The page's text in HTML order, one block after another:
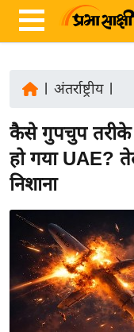
ज़ा
ख
ब
र
रा
ष्ट्री
अं
अंतर्राष्ट्रीय|
कैसे गुपचुप तरीके
हो गया UAE?
निशाना